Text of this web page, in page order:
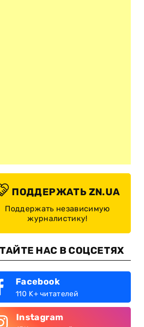
ПОДДЕРЖАТЬ ZN.UA
Поддержать независимую
журналистику!
НАС В СОЦСЕТЯХ
Facebook
110 K+ читателей
Instagram